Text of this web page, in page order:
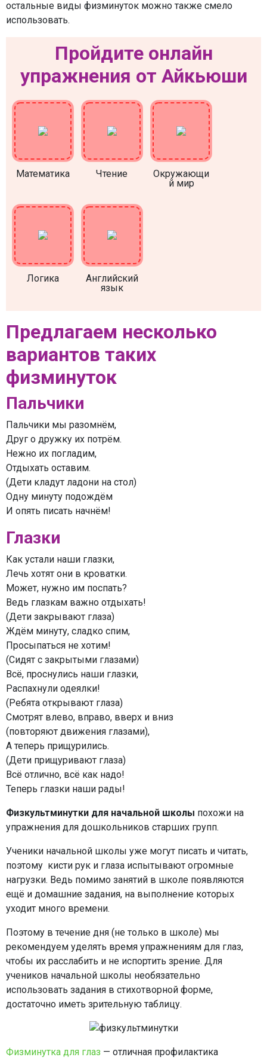
остальные виды физминуток можно также смело
использовать.
Пройдите онлайн
упражнения от Айкьюши
Математика Чтение
Окружающи
й мир
Логика
Английский
язык
Предлагаем несколько
вариантов таких
физминуток
Пальчики
Пальчики мы разомнём,
Друг о дружку их потрём.
Нежно их погладим,
Отдыхать оставим.
(Дети кладут ладони на стол)
Одну минуту подождём
И опять писать начнём!
Глазки
Как устали наши глазки,
Лечь хотят они в кроватки.
Может, нужно им поспать?
Ведь глазкам важно отдыхать!
(Дети закрывают глаза)
Ждём минуту, сладко спим,
Просыпаться не хотим!
(Сидят с закрытыми глазами)
Всё, проснулись наши глазки,
Распахнули одеялки!
(Ребята открывают глаза)
Смотрят влево, вправо, вверх и вниз
(повторяют движения глазами),
А теперь прищурились.
(Дети прищуривают глаза)
Всё отлично, всё как надо!
Теперь глазки наши рады!
Физкультминутки для начальной школы похожи на
упражнения для дошкольников старших групп.
Ученики начальной школы уже могут писать и читать,
поэтому кисти рук и глаза испытывают огромные
нагрузки. Ведь помимо занятий в школе появляются
ещё и домашние задания, на выполнение которых
уходит много времени.
Поэтому в течение дня (не только в школе) мы
рекомендуем уделять время упражнениям для глаз,
чтобы их расслабить и не испортить зрение. Для
учеников начальной школы необязательно
использовать задания в стихотворной форме,
достаточно иметь зрительную таблицу.
Физминутка для глаз — отличная профилактика